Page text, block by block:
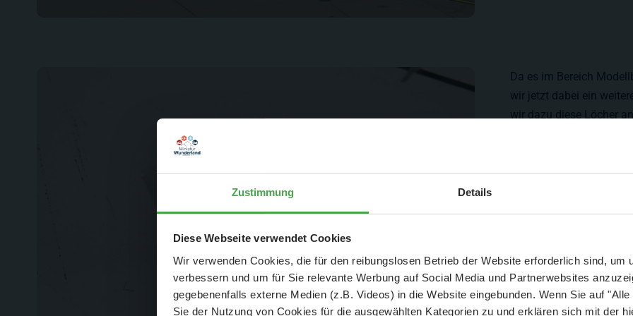
Zustimmung Details
Diese Webseite verwendet Cookies
Wir verwenden Cookies, die für den reibungslosen Betrieb der Website erforderlich sind, um
verbessern und um für Sie relevante Werbung auf Social Media und Partnerwebsites
gegebenenfalls externe Medien (z.B. Videos) in die Website eingebunden. Wenn Sie auf
Sie der Nutzung von Cookies für die ausgewählten Kategorien zu und erklären sich mit der
Da es im Bereich
wir jetzt dabei ein
wir dazu diese Löcher
werden die 25
Aktuelle Mitteilung
Der Spar-Hammer: 25 % Ersparnis bei Große Pötte & kleine
und September - ohne Wartezeit
- Abendliche Hafenrundfahrt/Lichterfahrt 🛥️
- anschließender Wunderland-BesuchOHNEWartezeit 🚂